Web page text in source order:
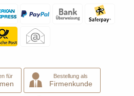
für Bestellung als
Firmenkunde